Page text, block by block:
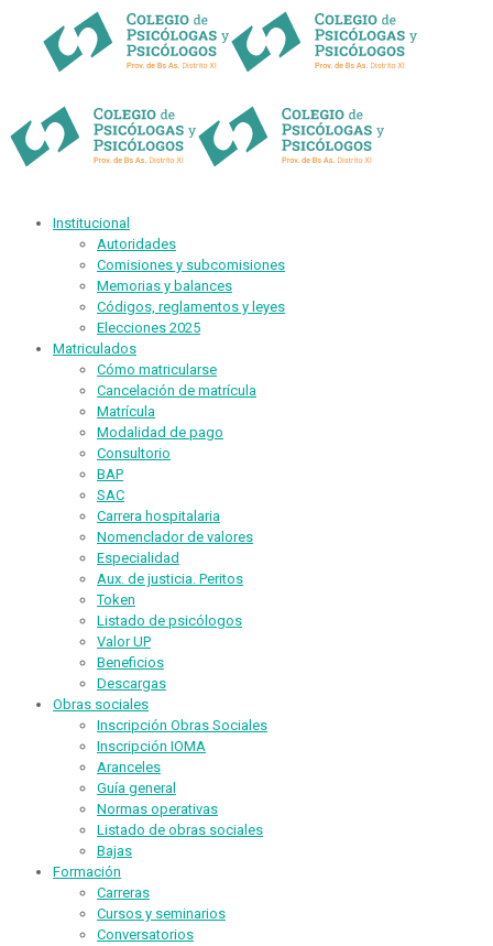
Institucional
Autoridades
Comisiones y subcomisiones
Memorias y balances
Códigos, reglamentos y leyes
Elecciones 2025
Matriculados
Cómo matricularse
Cancelación de matrícula
Matrícula
Modalidad de pago
Consultorio
BAP
SAC
Carrera hospitalaria
Nomenclador de valores
Especialidad
Aux. de justicia. Peritos
Token
Listado de psicólogos
Valor UP
Beneficios
Descargas
Obras sociales
Inscripción Obras Sociales
Inscripción IOMA
Aranceles
Guía general
Normas operativas
Listado de obras sociales
Bajas
Formación
Carreras
Cursos y seminarios
Conversatorios